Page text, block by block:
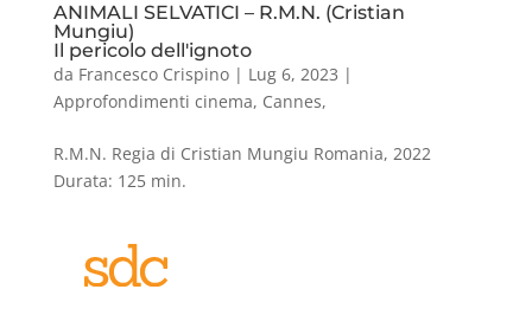
ANIMALI SELVATICI – R.M.N. (Cristian
Mungiu)
Il pericolo dell'ignoto
da Francesco Crispino| Lug 6, 2023 |
Approfondimenti cinema, Cannes,
R.M.N. Regia di Cristian Mungiu Romania, 2022
Durata: 125 min.